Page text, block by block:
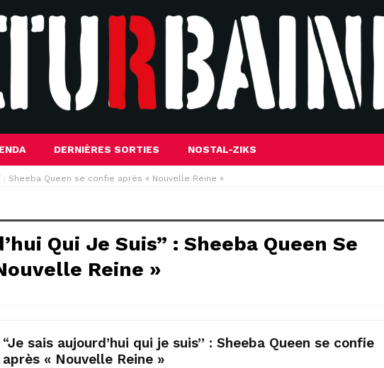
DERNIÈRES SORTIES NOSTAL-ZIKS
: Sheeba Queen se confie après « Nouvelle Reine »
Qui Je Suis” : Sheeba Queen Se
Reine »
“Je sais aujourd’hui qui je suis” : Sheeba Queen se confie
après « Nouvelle Reine »